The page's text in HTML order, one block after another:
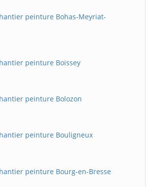
peinture Bohas-Meyriat-
peinture Boissey
peinture Bolozon
peinture Bouligneux
peinture Bourg-en-Bresse